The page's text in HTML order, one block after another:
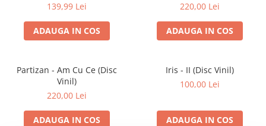
139,99 Lei
ADAUGA IN COS
220,00 Lei
ADAUGA IN COS
Partizan - Am Cu Ce (Disc
Vinil)
220,00 Lei
ADAUGA IN COS
Iris - II (Disc Vinil)
100,00 Lei
ADAUGA IN COS